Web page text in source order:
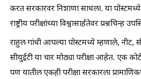
करत सरकारवर निशाणा साधला. या
राष्ट्रीय परीक्षांच्या विश्वासार्हतेवर
राहुल गांधी आपल्या पोस्टमध्ये म्हणाले,
सीयुईटी या चार मोठ्या परीक्षा आहेत. एक
पण यातील एकही परीक्षा सरकारला